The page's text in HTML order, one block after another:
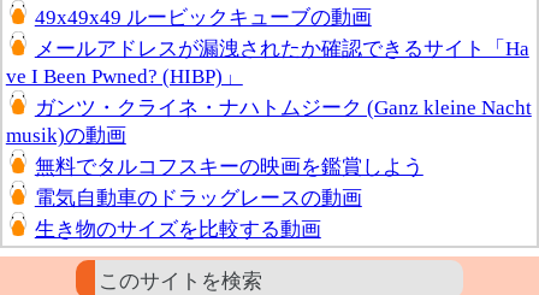
49x49x49 ルービックキューブの動画
メールアドレスが漏洩されたか確認できるサイト「Ha
ve I Been Pwned? (HIBP)」
ガンツ・クライネ・ナハトムジーク (Ganz kleine Nacht
musik)の動画
無料でタルコフスキーの映画を鑑賞しよう
電気自動車のドラッグレースの動画
生き物のサイズを比較する動画
このサイトを検索